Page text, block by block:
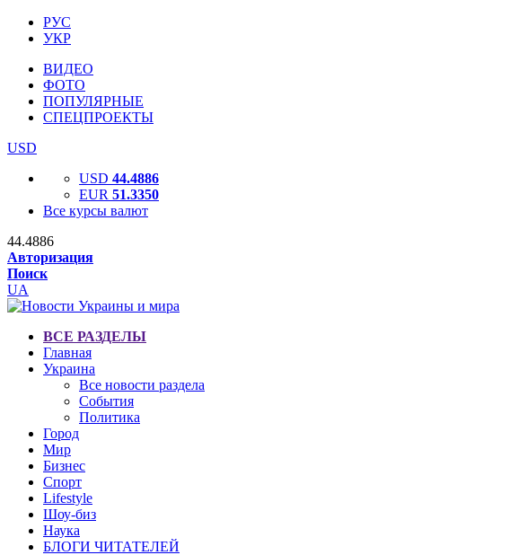
РУС
УКР
ВИДЕО
ФОТО
ПОПУЛЯРНЫЕ
СПЕЦПРОЕКТЫ
USD
USD 44.4886
EUR 51.3350
Все курсы валют
44.4886
Авторизация
Поиск
UA
ВСЕ РАЗДЕЛЫ
Главная
Украина
Все новости раздела
События
Политика
Город
Мир
Бизнес
Спорт
Lifestyle
Шоу-биз
Наука
БЛОГИ ЧИТАТЕЛЕЙ